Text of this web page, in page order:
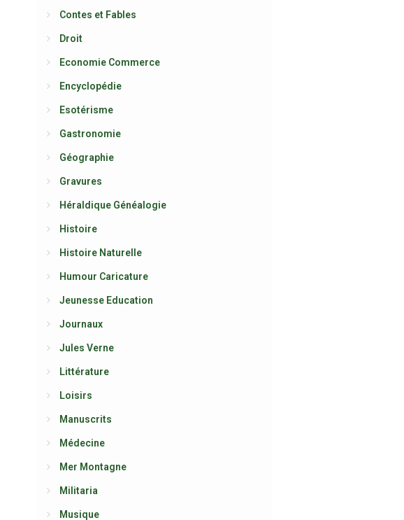
Contes et Fables
Droit
Economie Commerce
Encyclopédie
Esotérisme
Gastronomie
Géographie
Gravures
Héraldique Généalogie
Histoire
Histoire Naturelle
Humour Caricature
Jeunesse Education
Journaux
Jules Verne
Littérature
Loisirs
Manuscrits
Médecine
Mer Montagne
Militaria
Musique